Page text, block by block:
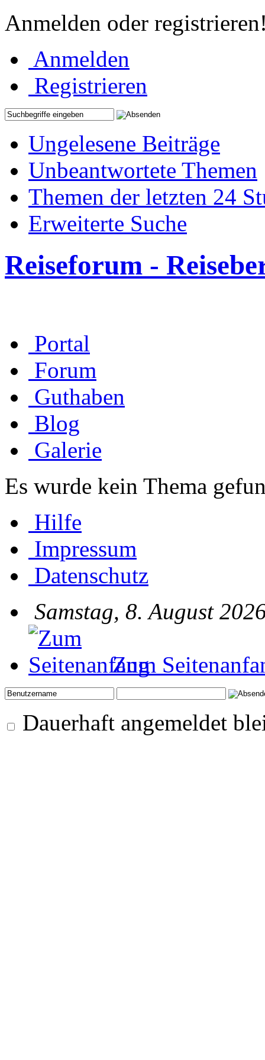
Anmelden oder
Anmelden
Registrieren
Ungelesene Beiträge
Unbeantwortete Themen
Themen der letzten 24
Erweiterte Suche
Reiseforum -
Portal
Forum
Guthaben
Blog
Galerie
Es wurde kein Thema
Hilfe
Impressum
Datenschutz
Samstag, 8. August
Zum
Dauerhaft angemeldet